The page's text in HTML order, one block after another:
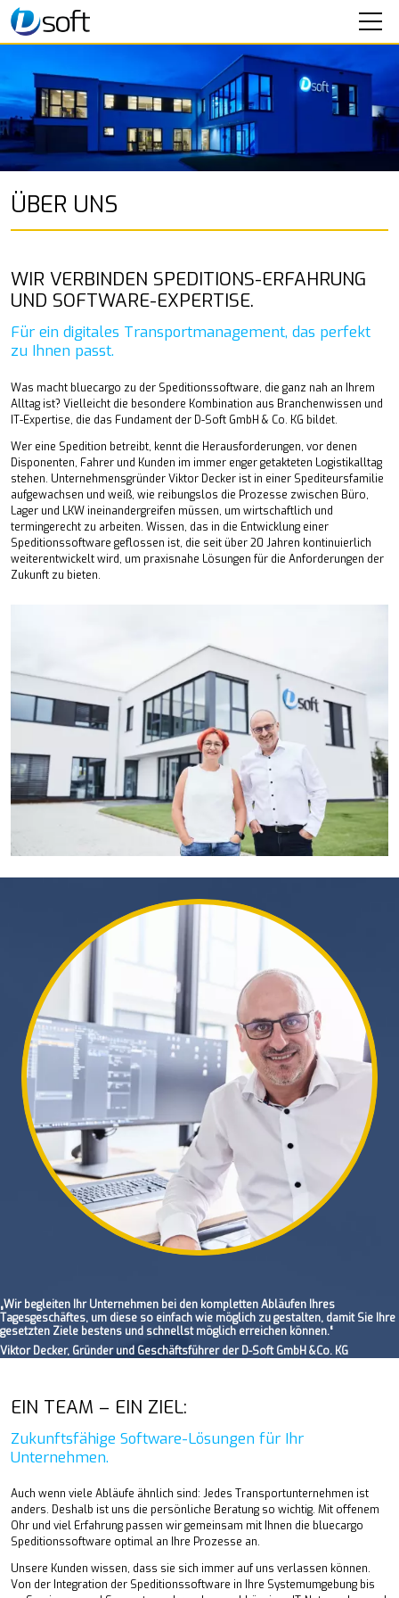
SEMINARE
IT-SERVICE
UNTERNEHMEN
Mitarbeiter
Karriere
KONTAKT
ÜBER UNS
WIR VERBINDEN SPEDITIONS-ERFAHRUNG
UND SOFTWARE-EXPERTISE.
Für ein digitales Transportmanagement, das perfekt
zu Ihnen passt.
Was macht bluecargo zu der Speditionssoftware, die ganz nah an Ihrem
Alltag ist? Vielleicht die besondere Kombination aus Branchenwissen und
IT-Expertise, die das Fundament der D-Soft GmbH & Co. KG bildet.
Wer eine Spedition betreibt, kennt die Herausforderungen, vor denen
Disponenten, Fahrer und Kunden im immer enger getakteten Logistikalltag
stehen. Unternehmensgründer Viktor Decker ist in einer Spediteursfamilie
aufgewachsen und weiß, wie reibungslos die Prozesse zwischen Büro,
Lager und LKW ineinandergreifen müssen, um wirtschaftlich und
termingerecht zu arbeiten. Wissen, das in die Entwicklung einer
Speditionssoftware geflossen ist, die seit über 20 Jahren kontinuierlich
weiterentwickelt wird, um praxisnahe Lösungen für die Anforderungen der
Zukunft zu bieten.
„Wir begleiten Ihr Unternehmen bei den kompletten Abläufen Ihres
Tagesgeschäftes, um diese so einfach wie möglich zu gestalten, damit Sie Ihre
gesetzten Ziele bestens und schnellst möglich erreichen können.“
Viktor Decker, Gründer und Geschäftsführer der D-Soft GmbH &Co. KG
EIN TEAM – EIN ZIEL:
Zukunftsfähige Software-Lösungen für Ihr
Unternehmen.
Auch wenn viele Abläufe ähnlich sind: Jedes Transportunternehmen ist
anders. Deshalb ist uns die persönliche Beratung so wichtig. Mit offenem
Ohr und viel Erfahrung passen wir gemeinsam mit Ihnen die bluecargo
Speditionssoftware optimal an Ihre Prozesse an.
Unsere Kunden wissen, dass sie sich immer auf uns verlassen können.
Von der Integration der Speditionssoftware in Ihre Systemumgebung bis